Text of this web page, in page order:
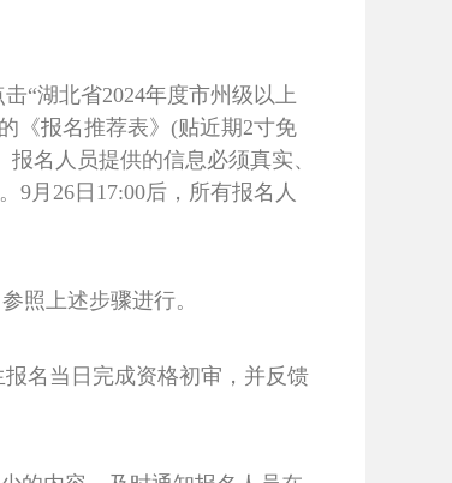
“湖北省2024年度市州级以上
《报名推荐表》(贴近期2寸免
名人员提供的信息必须真实、
9月26日17:00后，所有报名人
照上述步骤进行。
名当日完成资格初审，并反馈